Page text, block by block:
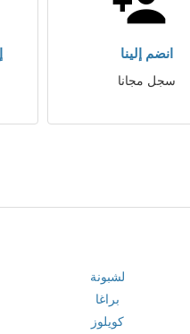
انضم إلينا
سجل مجانا
لشبونة
براغا
كويلوز